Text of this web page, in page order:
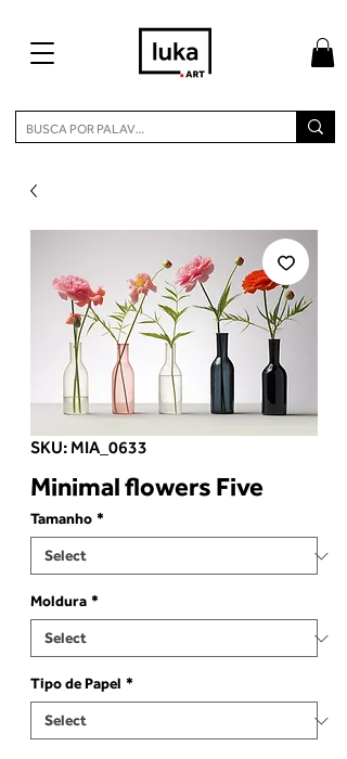
SKU: MIA_0633
Minimal flowers Five
Tamanho *
Moldura *
Tipo de Papel *